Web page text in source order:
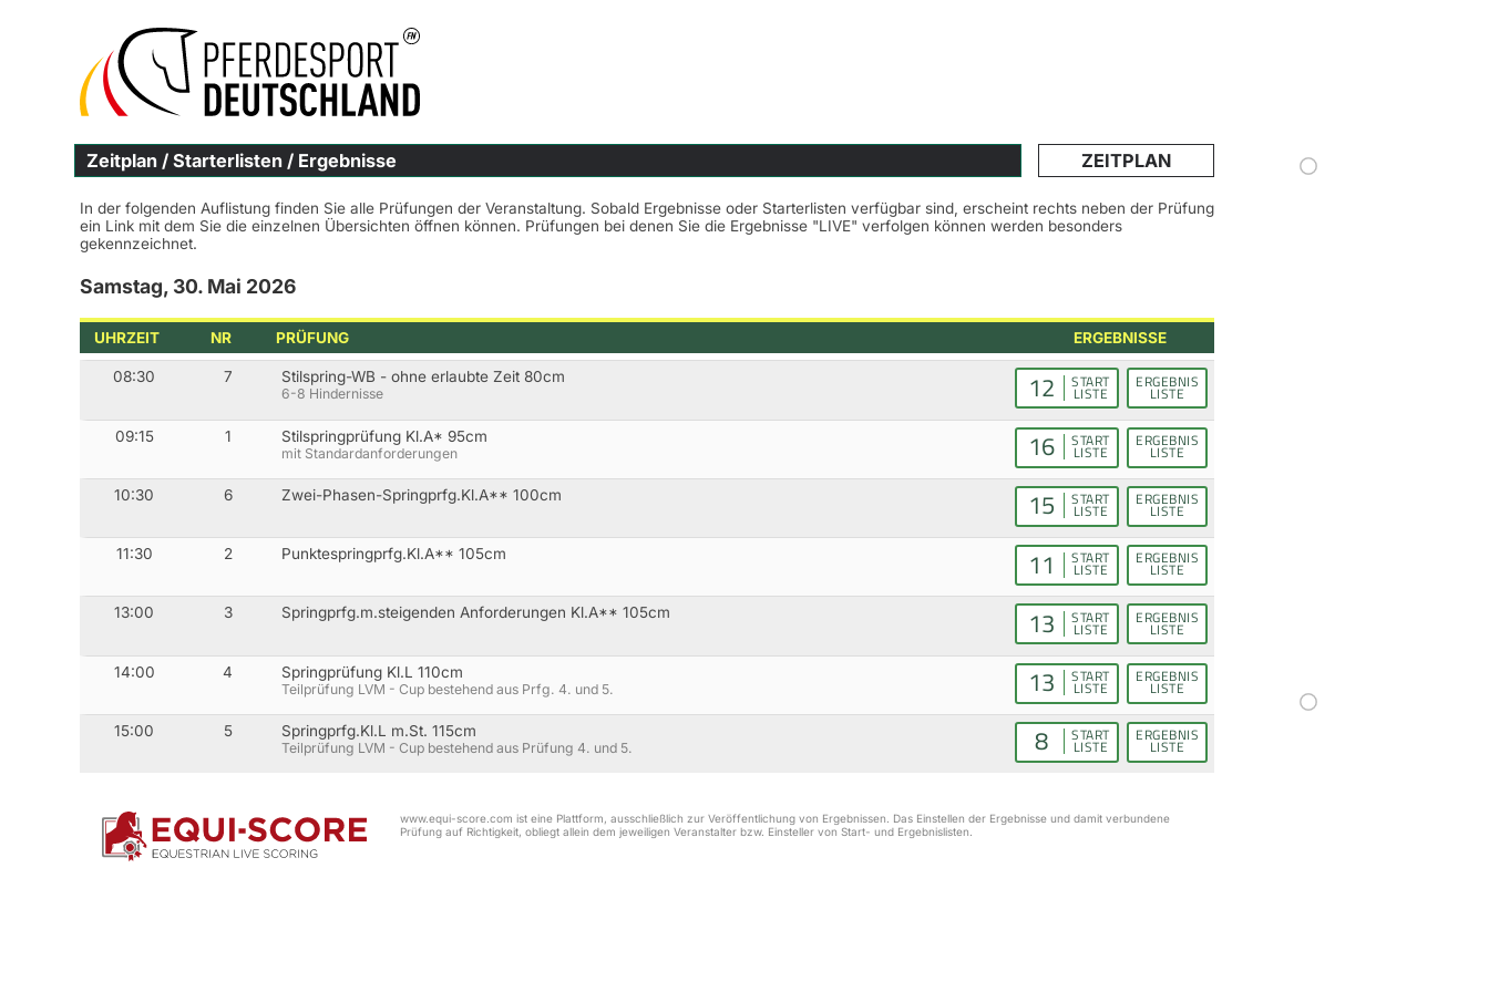
Zeitplan / Starterlisten / Ergebnisse ZEITPLAN
In der folgenden Auflistung finden Sie alle Prüfungen der Veranstaltung. Sobald Ergebnisse oder Starterlisten verfügbar sind, erscheint rechts neben der Prüfung
ein Link mit dem Sie die einzelnen Übersichten öffnen können. Prüfungen bei denen Sie die Ergebnisse "LIVE" verfolgen können werden besonders
gekennzeichnet.
Samstag, 30. Mai 2026
UHRZEIT NR PRÜFUNG ERGEBNISSE
08:30 7 Stilspring-WB - ohne erlaubte Zeit 80cm
6-8 Hindernisse 12 START
LISTE
ERGEBNIS
LISTE
09:15 1 Stilspringprüfung Kl.A* 95cm
mit Standardanforderungen 16 START
LISTE
ERGEBNIS
LISTE
10:30 6 Zwei-Phasen-Springprfg.Kl.A** 100cm 15 START
LISTE
ERGEBNIS
LISTE
11:30 2 Punktespringprfg.Kl.A** 105cm 11 START
LISTE
ERGEBNIS
LISTE
13:00 3 Springprfg.m.steigenden Anforderungen Kl.A** 105cm 13 START
LISTE
ERGEBNIS
LISTE
14:00 4 Springprüfung Kl.L 110cm
Teilprüfung LVM - Cup bestehend aus Prfg. 4. und 5. 13 START
LISTE
ERGEBNIS
LISTE
15:00 5 Springprfg.Kl.L m.St. 115cm
Teilprüfung LVM - Cup bestehend aus Prüfung 4. und 5. 8 START
LISTE
ERGEBNIS
LISTE
www.equi-score.com ist eine Plattform, ausschließlich zur Veröffentlichung von Ergebnissen. Das Einstellen der Ergebnisse und damit verbundene
Prüfung auf Richtigkeit, obliegt allein dem jeweiligen Veranstalter bzw. Einsteller von Start- und Ergebnislisten.